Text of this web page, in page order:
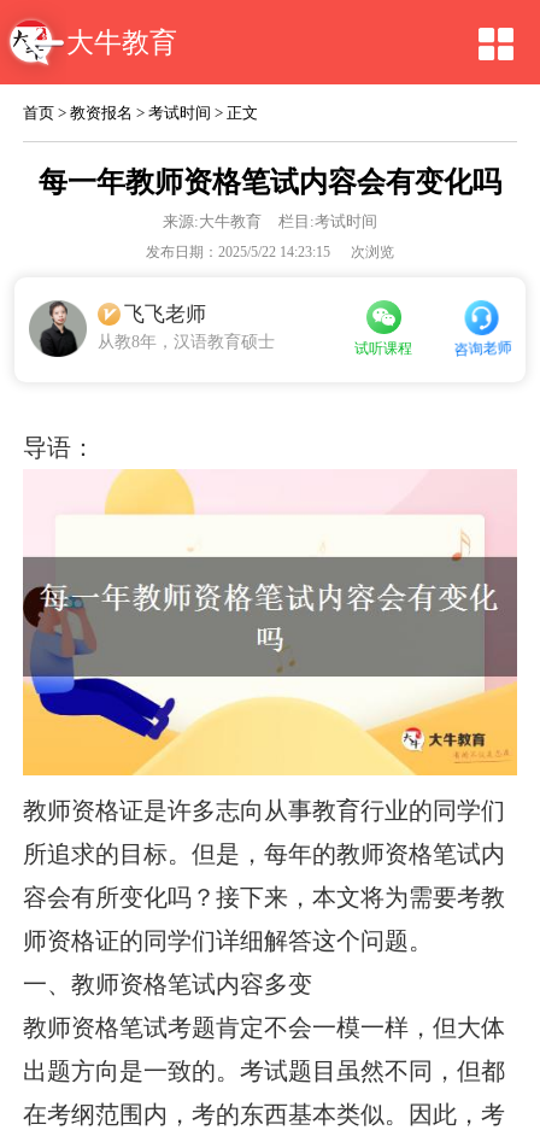
大牛教育
首页 >教资报名 >考试时间 > 正文
每一年教师资格笔试内容会有变化吗
来源:大牛教育 栏目:考试时间
发布日期：2025/5/22 14:23:15 次浏览
飞飞老师
从教8年，汉语教育硕士 试听课程 咨询老师
导语：
教师资格证是许多志向从事教育行业的同学们
所追求的目标。但是，每年的教师资格笔试内
容会有所变化吗？接下来，本文将为需要考教
师资格证的同学们详细解答这个问题。
一、教师资格笔试内容多变
教师资格笔试考题肯定不会一模一样，但大体
出题方向是一致的。考试题目虽然不同，但都
在考纲范围内，考的东西基本类似。因此，考